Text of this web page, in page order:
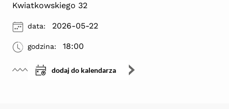
dodaj do kalendarza
Kwiatkowskiego 32
ikona
data: 2026-05-22
ikona
godzina: 18:00